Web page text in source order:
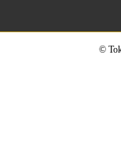
©